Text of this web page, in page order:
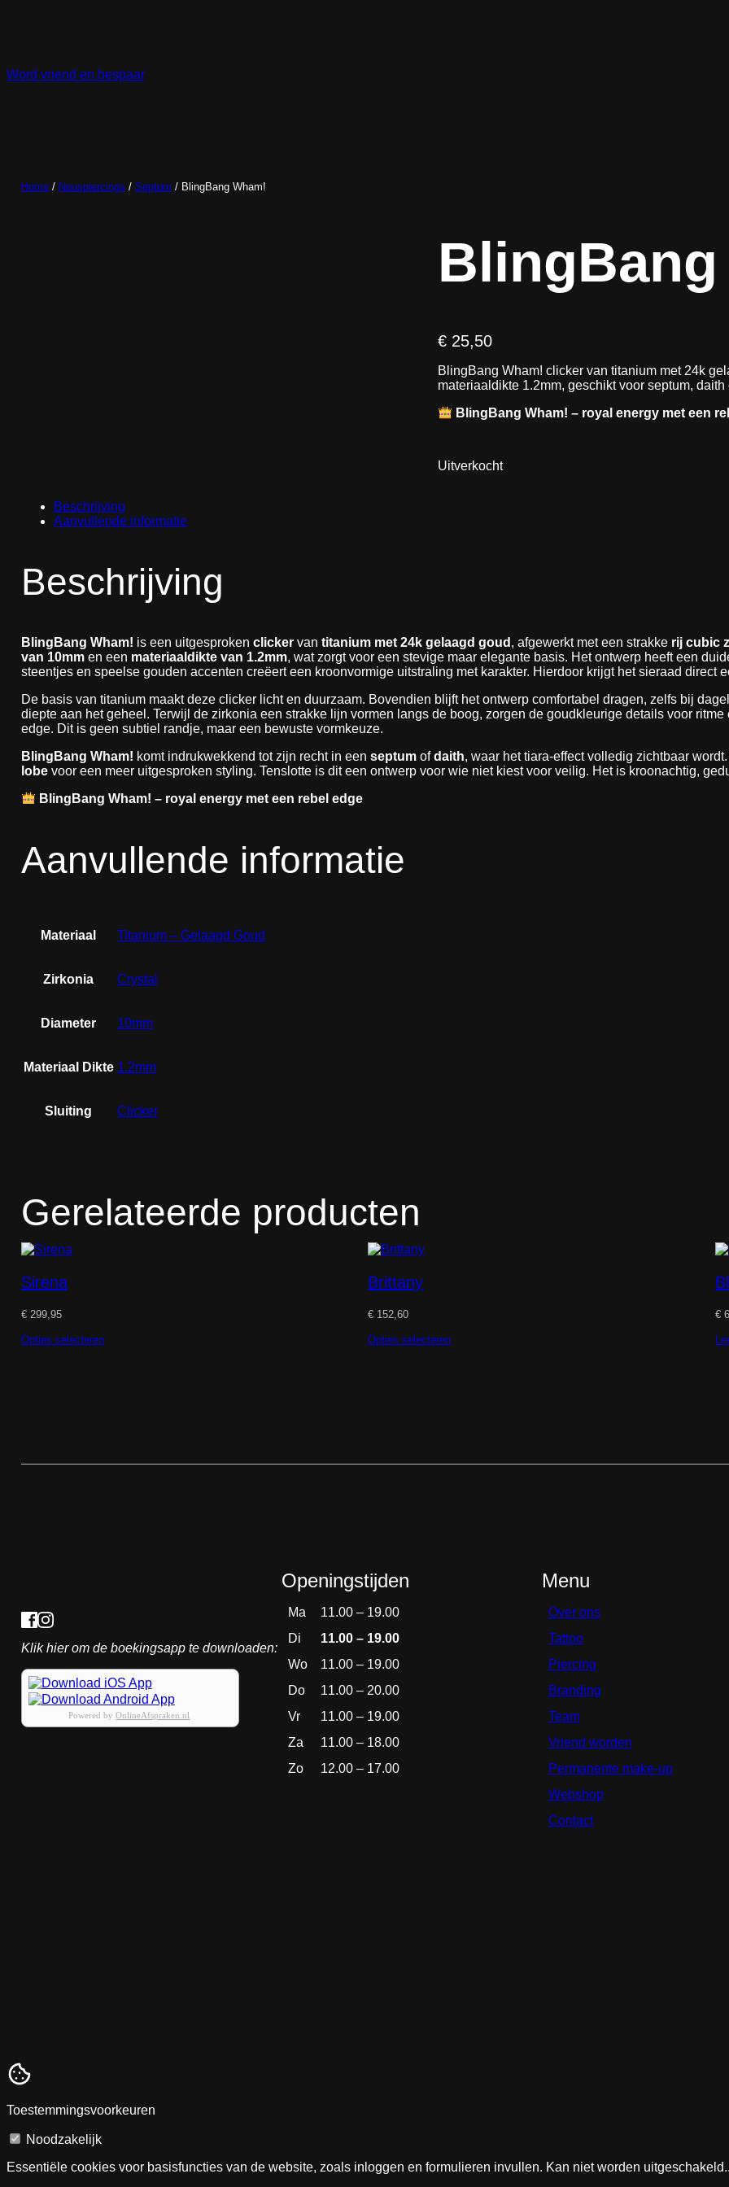
Word vriend en bespaar
Home/ Neuspiercings / Septum / BlingBang Wham!
BlingBang
€25,50
BlingBang Wham! clicker van titanium met 24k
materiaaldikte 1.2mm, geschikt voor septum, daith
BlingBang Wham! – royal energy met een
Uitverkocht
Beschrijving
Aanvullende informatie
Beschrijving
BlingBang Wham! is een uitgesproken clickervan titanium met 24k gelaagd goud , afgewerkt met een strakke rij cubic
van 10mmen een materiaaldikte van 1.2mm, wat zorgt voor een stevige maar elegante basis. Het ontwerp heeft een
steentjes en speelse gouden accenten creëert een kroonvormige uitstraling met karakter. Hierdoor krijgt het sieraad direct
De basis van titanium maakt deze clicker licht en duurzaam. Bovendien blijft het ontwerp comfortabel dragen, zelfs bij
diepte aan het geheel. Terwijl de zirkonia een strakke lijn vormen langs de boog, zorgen de goudkleurige details voor
edge. Dit is geen subtiel randje, maar een bewuste vormkeuze.
BlingBang Wham! komt indrukwekkend tot zijn recht in een septumofdaith, waar het tiara-effect volledig zichtbaar
lobevoor een meer uitgesproken styling. Tenslotte is dit een ontwerp voor wie niet kiest voor veilig. Het is kroonachtig,
BlingBang Wham! – royal energy met een rebel edge
Aanvullende informatie
Materiaal Titanium – Gelaagd Goud
Zirkonia Crystal
Diameter 10mm
Materiaal Dikte 1.2mm
Sluiting Clicker
Gerelateerde producten
Sirena
€299,95
Opties selecteren
Brittany
€ 152,60
Opties selecteren
€
Klik hier om de boekingsapp te downloaden:
Powered byOnlineAfspraken.nl
Openingstijden
Ma
11.00 – 19.00
Di
11.00 – 19.00
Wo
11.00 – 19.00
Do
11.00 – 20.00
Vr
11.00 – 19.00
Za
11.00 – 18.00
Zo
12.00 – 17.00
Menu
Over ons
Tattoo
Piercing
Branding
Team
Vriend worden
Permanente make-up
Webshop
Contact
Toestemmingsvoorkeuren
Noodzakelijk
Essentiële cookies voor basisfuncties van de website, zoals inloggen en formulieren invullen. Kan niet worden uitgeschakeld..